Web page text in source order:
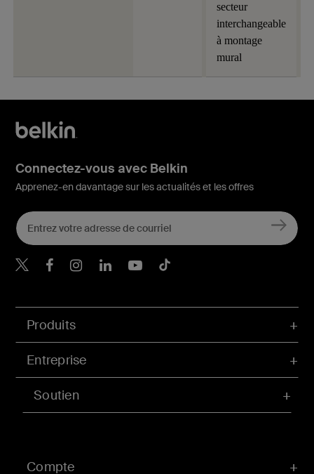
secteur
interchangeable
à montage
mural
Compte
Produits
Entreprise
Soutien
Connectez-vous avec Belkin
Apprenez-en davantage sur les actualités et les offres
Belkin Twitter
Belkin Facebook
Belkin Instagram
Belkin LinkedIn
Belkin Youtube
Belkin TikTok